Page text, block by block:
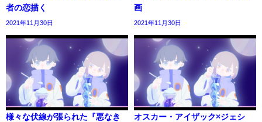
者の恋描く
2021年11月30日
画
2021年11月30日
様々な伏線が張られた『悪なき
オスカー・アイザック×ジェシ